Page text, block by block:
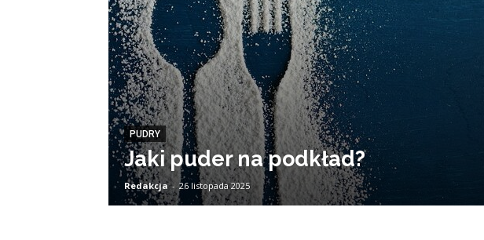
PUDRY
Jaki puder na podkład?
Redakcja - 26 listopada 2025